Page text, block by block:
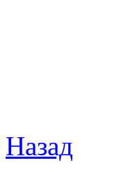
Назад